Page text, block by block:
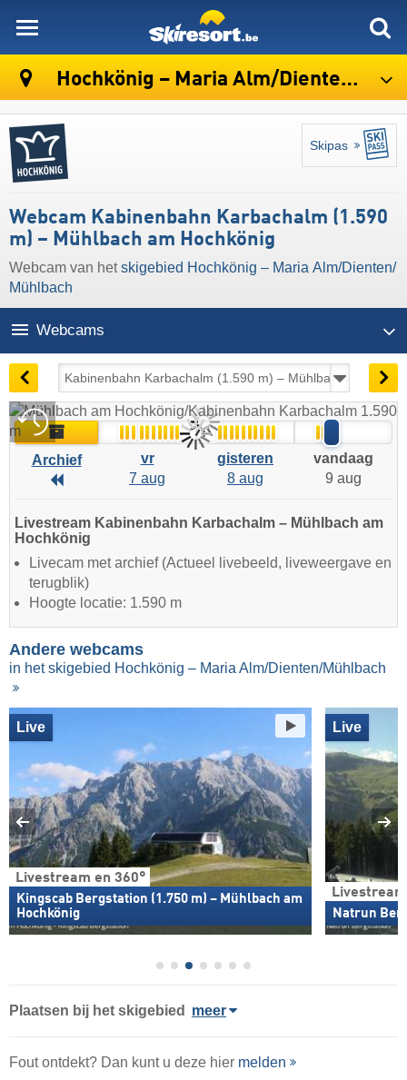
Hochkönig – Maria Alm/​Dienten/​Mühlbach
Skipas
Webcam Kabinenbahn Karbachalm (1.590
m) – Mühlbach am Hochkönig
Webcam van hetskigebied Hochkönig – Maria Alm/​Dienten/​
Mühlbach
Webcams
Live
09:15 | vandaag 9 aug
Archief
Archief
Archief
vr
7 aug
gisteren
8 aug
vandaag
9 aug
Livestream Kabinenbahn Karbachalm – Mühlbach am
Hochkönig
Livecam met archief (Actueel livebeeld, liveweergave en
terugblik)
Hoogte locatie: 1.590 m
Andere webcams
in het skigebied Hochkönig – Maria Alm/Dienten/Mühlbach
Livestream en 360°
Kingscab Bergstation (1.750 m) – Mühlbach am
Hochkönig
Live
Livestream
Natrun
Live
Plaatsen bij het skigebied meer
Fout ontdekt? Dan kunt u deze hier melden